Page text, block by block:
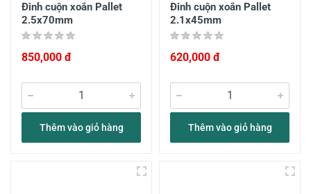
Đinh cuộn xoắn Pallet
2.5x70mm
850,000 đ
Thêm vào giỏ hàng
Đinh cuộn xoắn Pallet
2.1x45mm
620,000 đ
Thêm vào giỏ hàng